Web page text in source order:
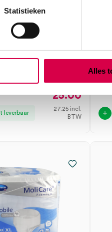
Statistieken
Alles
premium
L,
(14)
L
leverbaar
25.00
27.25 incl.
BTW
6
14